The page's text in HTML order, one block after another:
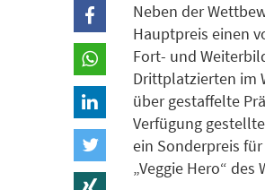
Neben der
Hauptpreis einen
Fort- und
Drittplatzierten im
über gestaffelte
Verfügung
ein Sonderpreis
„Veggie Hero“